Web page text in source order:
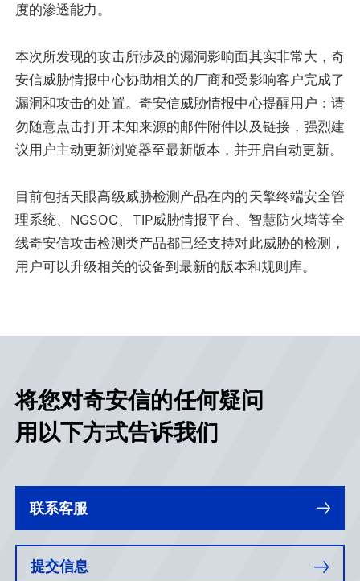
度的渗透能力。
本次所发现的攻击所涉及的漏洞影响面其实非常大，奇
安信威胁情报中心协助相关的厂商和受影响客户完成了
漏洞和攻击的处置。奇安信威胁情报中心提醒用户：请
勿随意点击打开未知来源的邮件附件以及链接，强烈建
议用户主动更新浏览器至最新版本，并开启自动更新。
目前包括天眼高级威胁检测产品在内的天擎终端安全管
理系统、NGSOC、TIP威胁情报平台、智慧防火墙等全
线奇安信攻击检测类产品都已经支持对此威胁的检测，
用户可以升级相关的设备到最新的版本和规则库。
将您对奇安信的任何疑问
用以下方式告诉我们
联系客服
提交信息